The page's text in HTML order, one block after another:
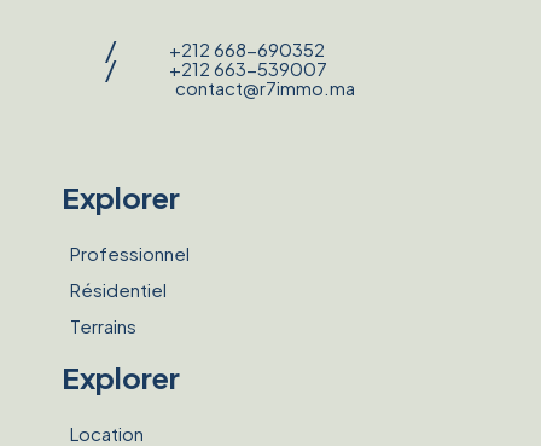
/ +212 668-690352
/
+212 663-539007
contact@r7immo.ma
Explorer
Professionnel
Résidentiel
Terrains
Explorer
Location